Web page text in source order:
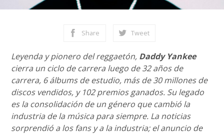
Share Tweet
Leyenda y pionero del reggaetón, Daddy Yankee
cierra un ciclo de carrera luego de 32 años de
carrera, 6 álbums de estudio, más de 30 millones de
discos vendidos, y 102 premios ganados. Su legado
es la consolidación de un género que cambió la
industria de la música para siempre. La noticias
sorprendió a los fans y a la industria; el anuncio de